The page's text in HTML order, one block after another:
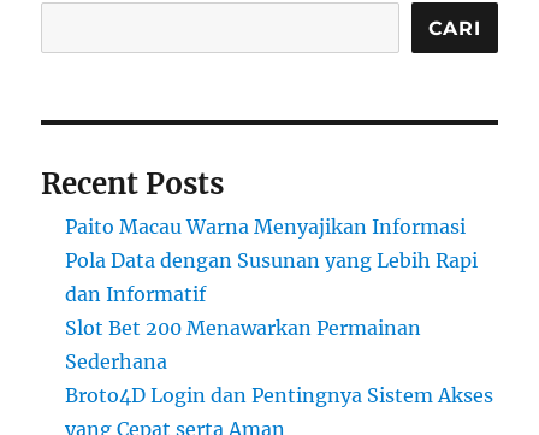
CARI
Recent Posts
Paito Macau Warna Menyajikan Informasi
Pola Data dengan Susunan yang Lebih Rapi
dan Informatif
Slot Bet 200 Menawarkan Permainan
Sederhana
Broto4D Login dan Pentingnya Sistem Akses
yang Cepat serta Aman